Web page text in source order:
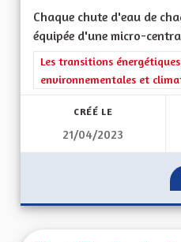
Chaque chute d'eau de
équipée d'une micro-
Filtrer les résultats de la
Les transitions
environnementales et
CRÉÉ LE
21/04/2023